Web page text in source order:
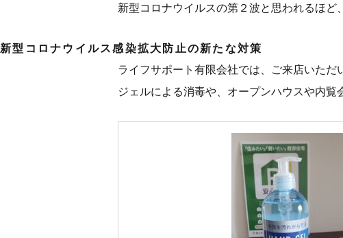
新型コロナウイルスの第２波と思われるほど
新型コロナウイルス感染拡大防止の新たな対策
ライフサポート有限会社では、ご来店いた
ジェルによる消毒や、オープンハウスや内覧